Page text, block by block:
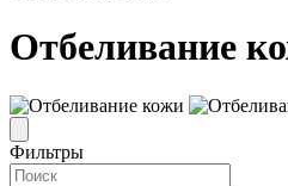
Отбеливание
Фильтры